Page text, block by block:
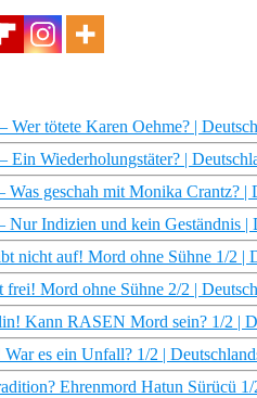
tötete Karen Oehme? |
Ein Wiederholungstäter? |
Was geschah mit Monika Crantz?
Nur Indizien und kein Geständnis |
nicht auf! Mord ohne Sühne 1/2 |
frei! Mord ohne Sühne 2/2 |
Kann RASEN Mord sein? 1/2 |
es ein Unfall? 1/2 |
Ehrenmord Hatun Sürücü